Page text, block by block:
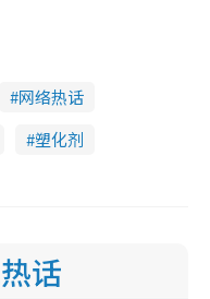
网络热话
塑化剂
话